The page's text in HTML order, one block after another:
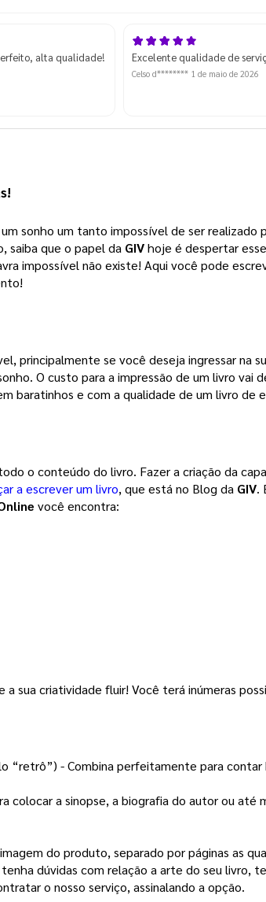
alta qualidade! Excelente qualidade de
Celso d******** 1 de maio de 2026
sonho um tanto impossível de ser realizado
saiba que o papel da GIVhoje é despertar
impossível não existe! Aqui você pode
principalmente se você deseja ingressar na
O custo para a impressão de um livro vai
baratinhos e com a qualidade de um livro de
o conteúdo do livro. Fazer a criação da
a escrever um livro, que está no Blog da GIV.
você encontra:
a sua criatividade fluir! Você terá inúmeras
“retrô”) - Combina perfeitamente para
colocar a sinopse, a biografia do autor ou
do produto, separado por páginas as
tenha dúvidas com relação a arte do seu livro,
o nosso serviço, assinalando a opção.